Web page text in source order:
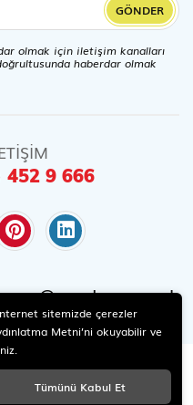
GÖNDER
olmak için iletişim kanalları
haberdar olmak
452 9 666
@candaoyuncak
sitemizde çerezler
Metni’ni okuyabilir ve
Tümünü Kabul Et